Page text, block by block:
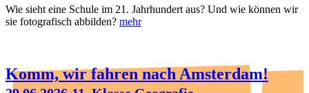
Wie sieht eine Schule im 21. Jahrhundert aus? Und wie können wir
sie fotografisch abbilden? mehr
Komm, wir fahren nach Amsterdam!